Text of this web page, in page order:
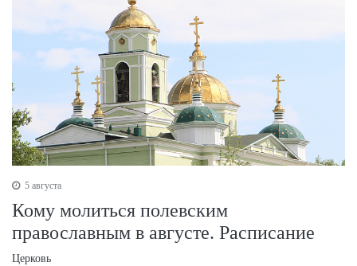
5 августа
Кому молиться полевским
православным в августе. Расписание
Церковь